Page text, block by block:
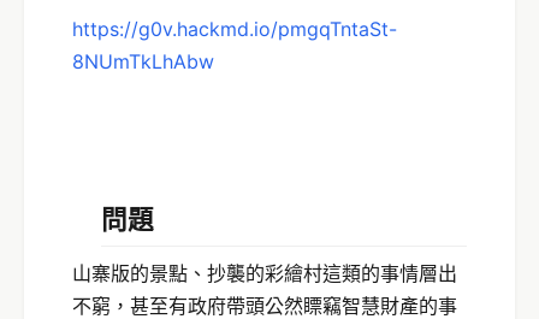
https://g0v.hackmd.io/pmgqTntaSt-
8NUmTkLhAbw
問題
山寨版的景點、抄襲的彩繪村這類的事情層出
不窮，甚至有政府帶頭公然瞟竊智慧財產的事